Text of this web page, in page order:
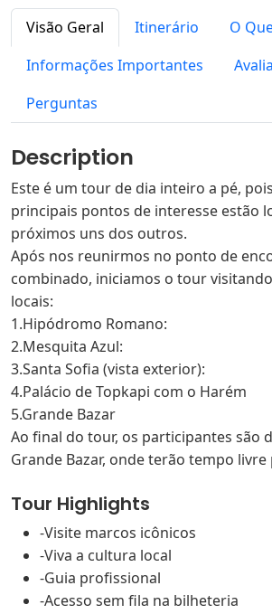
Visão Geral Itinerário
O
Informações Importantes
Perguntas
Description
Este é um tour de dia inteiro a pé,
principais pontos de interesse estão
próximos uns dos outros.
Após nos reunirmos no ponto de
combinado, iniciamos o tour
locais:
1.Hipódromo Romano:
2.Mesquita Azul:
3.Santa Sofia (vista exterior):
4.Palácio de Topkapi com o Harém
5.Grande Bazar
Ao final do tour, os participantes são
Grande Bazar, onde terão tempo
Tour Highlights
-Visite marcos icônicos
-Viva a cultura local
-Guia profissional
-Acesso sem fila na bilheteria